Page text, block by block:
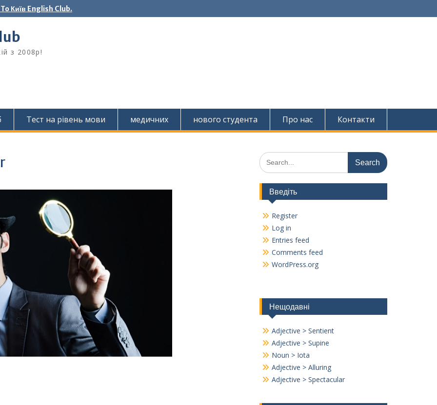
Київ English Club.
з 2008р!
Тест на рівень мови медичних нового студента Про нас Контакти
Search
for:
Введіть
Register
Log in
Entries feed
Comments feed
WordPress.org
Нещодавні
Adjective > Sentient
Adjective > Supine
Noun > Iota
Adjective > Alluring
Adjective > Spectacular